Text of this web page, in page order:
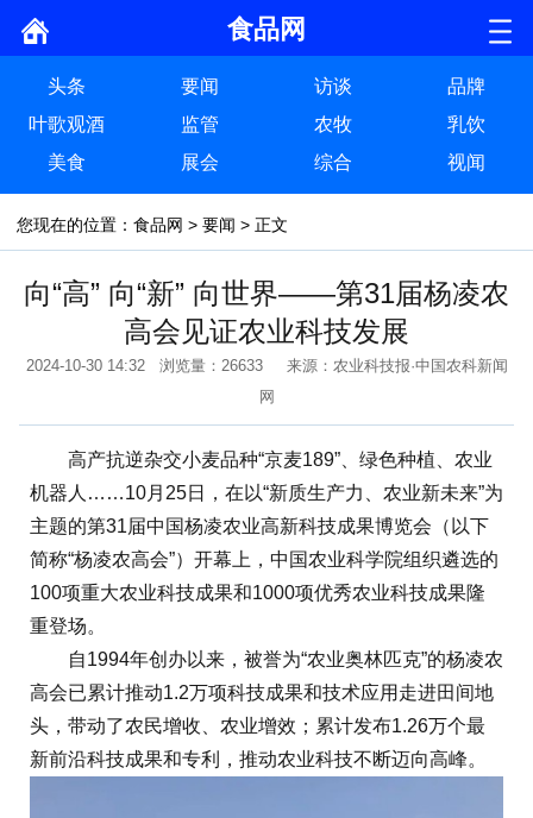
食品网
头条 要闻 访谈
品牌
叶歌观酒
监管 农牧
乳饮
美食
展会 综合 视闻
您现在的位置： 食品网 > 要闻 > 正文
向“高” 向“新” 向世界——第31届杨凌农
高会见证农业科技发展
2024-10-30 14:32 浏览量：26633 来源：农业科技报·中国农科新闻
网
高产抗逆杂交小麦品种“京麦189”、绿色种植、农业
机器人……10月25日，在以“新质生产力、农业新未来”为
主题的第31届中国杨凌农业高新科技成果博览会（以下
简称“杨凌农高会”）开幕上，中国农业科学院组织遴选的
100项重大农业科技成果和1000项优秀农业科技成果隆
重登场。
自1994年创办以来，被誉为“农业奥林匹克”的杨凌农
高会已累计推动1.2万项科技成果和技术应用走进田间地
头，带动了农民增收、农业增效；累计发布1.26万个最
新前沿科技成果和专利，推动农业科技不断迈向高峰。